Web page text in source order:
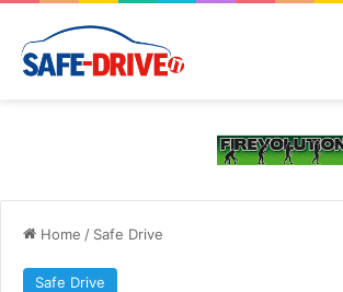
Home / Safe Drive
Safe Drive